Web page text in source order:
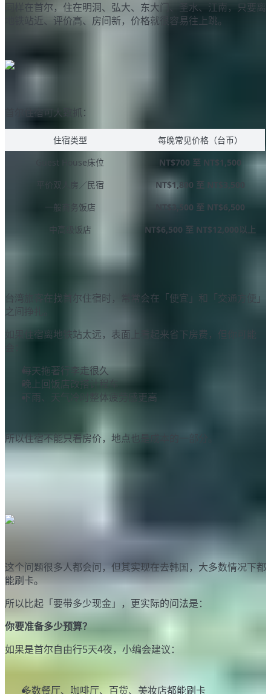
同样在首尔，住在明洞、弘大、东大门、圣水、江南，只要离
地铁站近、评价高、房间新，价格就很容易往上跳。
首尔住宿可大致抓：
住宿类型
每晚常见价格（台币）
Guest House床位
NT$700 至 NT$1,500
平价双人房／民宿
NT$1,800 至 NT$3,500
一般商务饭店
NT$3,500 至 NT$6,500
中高级饭店
NT$6,500 至 NT$12,000以上
台湾旅客在找首尔住宿时，常常会在「便宜」和「交通方便」
之间挣扎。
如果住宿离地铁站太远，表面上看起来省下房费，但你可能
每天拖著行李走很久
晚上回饭店改搭计程车
下雨、天气冷时整体疲劳感更高
所以住宿不能只看房价，地点也是成本的一部分。
这个问题很多人都会问，但其实现在去韩国，大多数情况下都
能刷卡。
所以比起「要带多少现金」，更实际的问法是：
你要准备多少预算？
如果是首尔自由行5天4夜，小编会建议：
1. 刷卡为主、现金为辅
多数餐厅、咖啡厅、百货、美妆店都能刷卡